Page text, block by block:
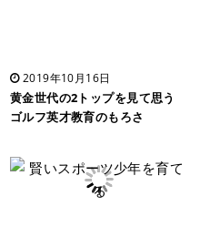
2019年10月16日
黄金世代の2トップを見て思う
ゴルフ英才教育のもろさ